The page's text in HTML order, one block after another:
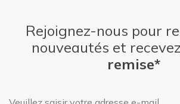
Rejoignez-nous pour
nouveautés et recevez
remise*
Adresse e-mail